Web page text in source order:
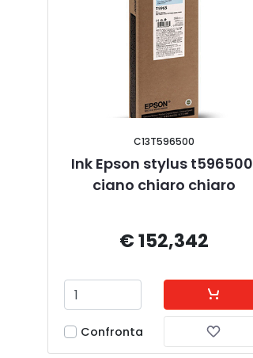
C13T596500
Ink Epson stylus t596500
ciano chiaro chiaro
€ 152,342
Confronta